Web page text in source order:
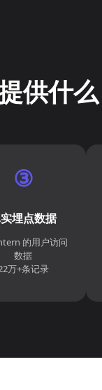
供什么
③
埋点数据
的用户访问
数据
万+条记录